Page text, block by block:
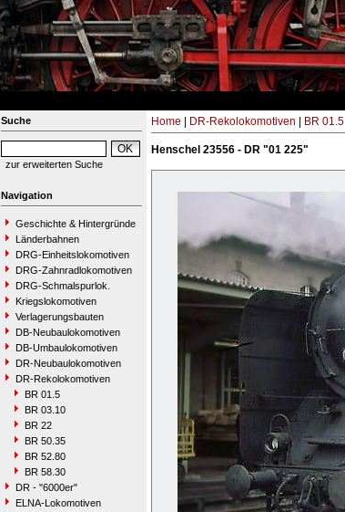
Suche
zur erweiterten Suche
Navigation
Geschichte & Hintergründe
Länderbahnen
DRG-Einheitslokomotiven
DRG-Zahnradlokomotiven
DRG-Schmalspurlok.
Kriegslokomotiven
Verlagerungsbauten
DB-Neubaulokomotiven
DB-Umbaulokomotiven
DR-Neubaulokomotiven
DR-Rekolokomotiven
BR 01.5
BR 03.10
BR 22
BR 50.35
BR 52.80
BR 58.30
DR - "6000er"
ELNA-Lokomotiven
Home DR-Rekolokomotiven BR 01.5
Henschel 23556 - DR "01 225"